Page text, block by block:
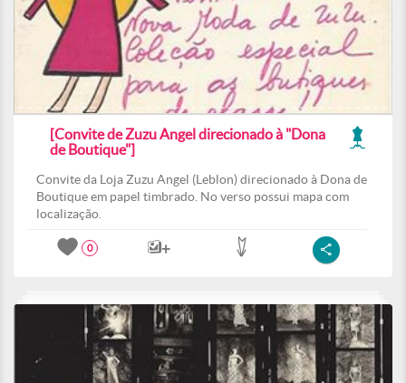
[Convite de Zuzu Angel direcionado à "Dona
de Boutique"]
Convite da Loja Zuzu Angel (Leblon) direcionado à Dona de
Boutique em papel timbrado. No verso possui mapa com
localização.
0